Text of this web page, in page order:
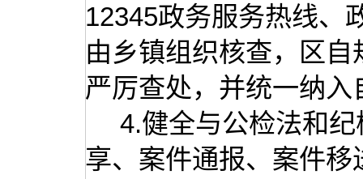
12345政务服务热线、
由乡镇组织核查，区
严厉查处，并统一纳
4.健全与公检法和
享、案件通报、案件